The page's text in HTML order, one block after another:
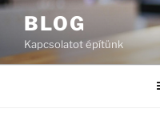
Tartalomhoz
BLOG
Kapcsolatot építünk